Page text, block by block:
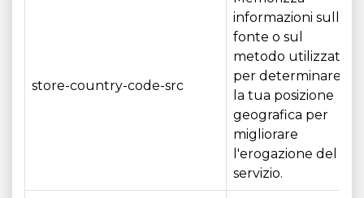
store-country-code-src
informazioni sulla
fonte o sul
metodo utilizzato
per determinare
la tua posizione
geografica per
migliorare
l'erogazione del
servizio.